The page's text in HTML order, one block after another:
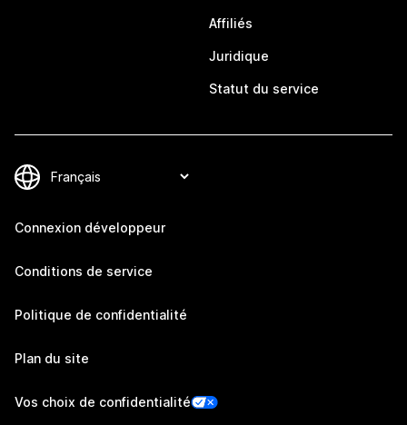
Affiliés
Juridique
Statut du service
Connexion développeur
Conditions de service
Politique de confidentialité
Plan du site
Vos choix de confidentialité